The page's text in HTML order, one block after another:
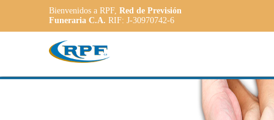
Bienvenidos a RPF, Red de Previsión
Funeraria C.A. RIF: J-30970742-6